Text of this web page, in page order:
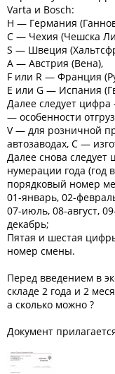
Varta и Bosch:
H — Германия
С — Чехия (Чешска
S — Швеция
А — Австрия (Вена),
F или R — Франция
E или G — Испания
Далее следует
— особенности
V — для розничной
автозаводах, C —
Далее снова
нумерации года (год
порядковый номер
01-январь, 02-
07-июль, 08-август,
декабрь;
Пятая и шестая
номер смены.
Перед введением в
складе 2 года и 2
а сколько можно ?
Документ